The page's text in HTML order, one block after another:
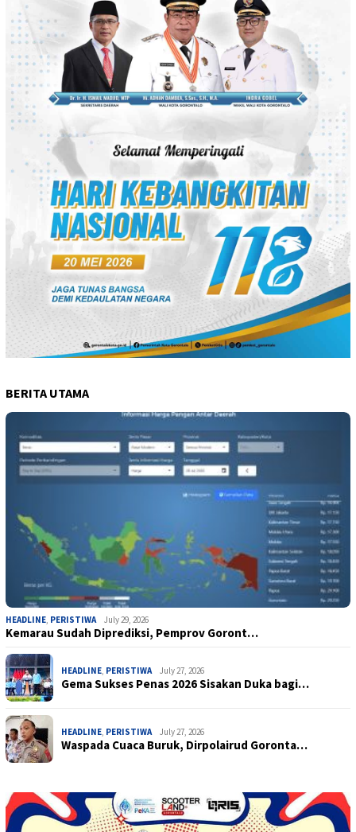
BERITA UTAMA
HEADLINE PERISTIWA July 29, 2026
Kemarau Sudah Diprediksi, Pemprov Goront…
HEADLINE PERISTIWA July 27, 2026
Gema Sukses Penas 2026 Sisakan Duka bagi…
HEADLINE PERISTIWA July 27, 2026
Waspada Cuaca Buruk, Dirpolairud Goronta…